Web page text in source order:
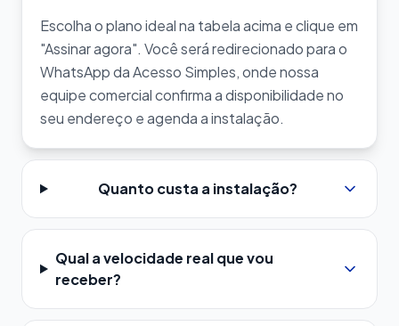
Escolha o plano ideal na tabela acima e clique em
"Assinar agora". Você será redirecionado para o
WhatsApp da Acesso Simples, onde nossa
equipe comercial confirma a disponibilidade no
seu endereço e agenda a instalação.
Quanto custa a instalação?
Qual a velocidade real que vou
receber?